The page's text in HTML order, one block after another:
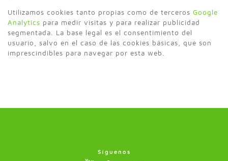
Utilizamos cookies tanto propias como de terceros Google
Analytics para medir visitas y para realizar publicidad
segmentada. La base legal es el consentimiento del
usuario, salvo en el caso de las cookies básicas, que son
imprescindibles para navegar por esta web.
Síguenos